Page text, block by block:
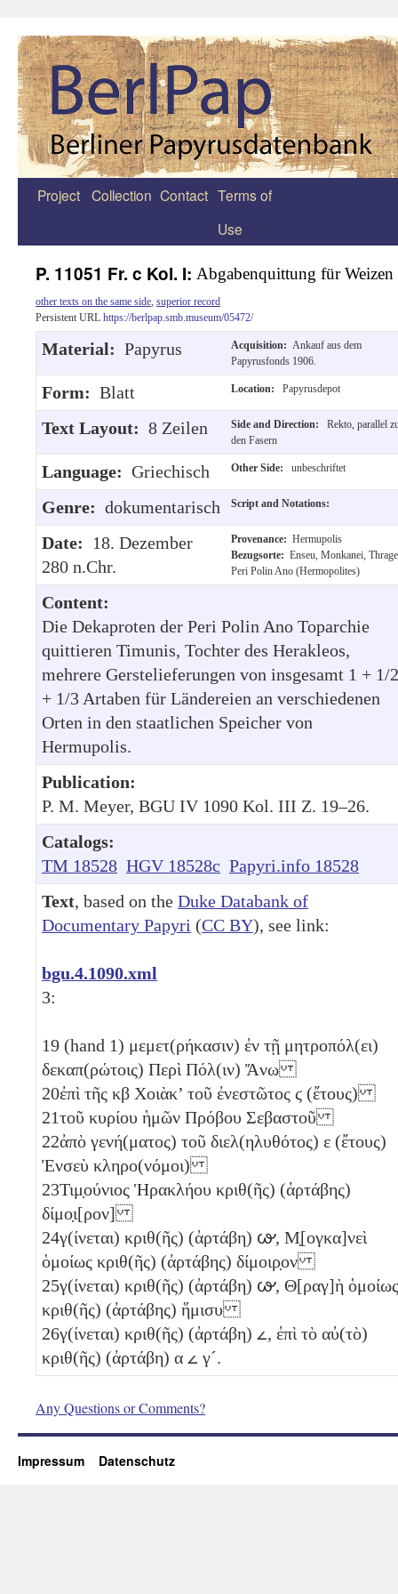
Zum
Project Collection Contact Terms of
Use
P. 11051 Fr. c Kol. I: Abgabenquittung für Weizen
other texts on the same side superior record
Persistent URL https://berlpap.smb.museum/05472/
Material: Papyrus Acquisition: Ankauf aus dem
Papyrusfonds 1906.
Form: Blatt Location: Papyrusdepot
Text Layout: 8 Zeilen Side and Direction:
Rekto, parallel
den Fasern
Language: Griechisch Other Side: unbeschriftet
Genre: dokumentarisch Script and Notations:
Date: 18. Dezember
280 n.Chr.
Provenance: Hermupolis
Bezugsorte: Enseu, Monkanei,
Peri Polin Ano (Hermopolites)
Content:
Die Dekaproten der Peri Polin Ano Toparchie
quittieren Timunis, Tochter des Herakleos,
mehrere Gerstelieferungen von insgesamt 1 + 1/2
+ 1/3 Artaben für Ländereien an verschiedenen
Orten in den staatlichen Speicher von
Hermupolis.
Publication:
P. M. Meyer, BGU IV 1090 Kol. III Z. 19–26.
Catalogs:
TM 18528 HGV 18528c Papyri.info 18528
Text, based on the Duke Databank of
Documentary Papyri (CC BY), see link:
bgu.4.1090.xml
3:
19 (hand 1) μεμετ(ρήκασιν) ἐν τῇ μητροπόλ(ει)
δεκαπ(ρώτοις) Περὶ Πόλ(ιν) Ἄνω
20ἐπὶ τῆς κβ Χοιὰκ’ τοῦ ἐνεστῶτος ϛ (ἔτους)
21τοῦ κυρίου ἡμῶν Πρόβου Σεβαστοῦ
22ἀπὸ γενή(ματος) τοῦ διελ(ηλυθότος) ε (ἔτους)
Ἐνσεὺ κληρο(νόμοι)
23Τιμ̣ούνιος Ἡρακλήου κριθ(ῆς) (ἀρτάβης)
δίμο̣ι[ρον]
24γ(ίνεται) κριθ(ῆς) (ἀρτάβη) 𐅷, Μ̣[ογκα]νεὶ
ὁμοίως κριθ(ῆς) (ἀρτάβης) δίμοιρ̣ον
25γ(ίνεται) κριθ(ῆς) (ἀρτάβη) 𐅷, Θ[ραγ]ὴ ὁμοίως
κριθ(ῆς) (ἀρτάβης) ἥμισυ
26γ(ίνεται) κριθ(ῆς) (ἀρτάβη) 𐅵, ἐπὶ τὸ αὐ(τὸ)
κριθ(ῆς) (ἀρτάβη) α 𐅵 γ´.
Any Questions or Comments?
Impressum Datenschutz